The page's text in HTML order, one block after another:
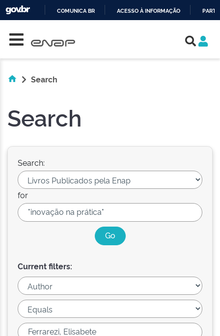
COMUNICA BR ACESSO À INFORMAÇÃO
Search
Search
Search:
for
Current filters: